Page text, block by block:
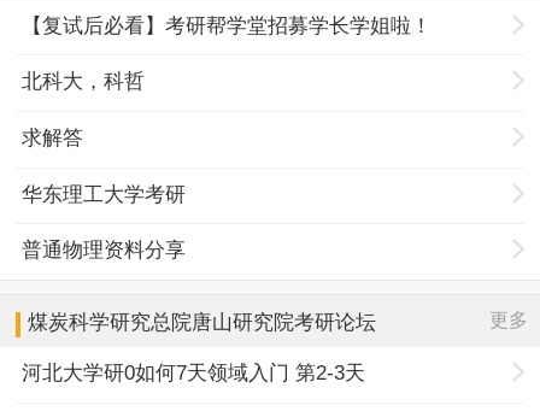
【复试后必看】考研帮学堂招募学长学姐啦！
北科大，科哲
求解答
华东理工大学考研
普通物理资料分享
煤炭科学研究总院唐山研究院考研论坛 更多
河北大学研0如何7天领域入门 第2-3天